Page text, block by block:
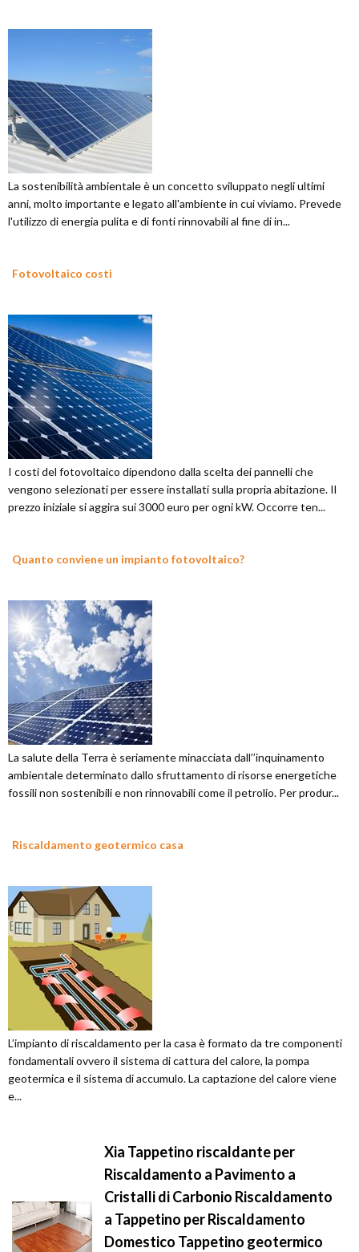
La sostenibilità ambientale è un concetto sviluppato negli ultimi
anni, molto importante e legato all'ambiente in cui viviamo. Prevede
l'utilizzo di energia pulita e di fonti rinnovabili al fine di in...
Fotovoltaico costi
I costi del fotovoltaico dipendono dalla scelta dei pannelli che
vengono selezionati per essere installati sulla propria abitazione. Il
prezzo iniziale si aggira sui 3000 euro per ogni kW. Occorre ten...
Quanto conviene un impianto fotovoltaico?
La salute della Terra è seriamente minacciata dall’’inquinamento
ambientale determinato dallo sfruttamento di risorse energetiche
fossili non sostenibili e non rinnovabili come il petrolio. Per produr...
Riscaldamento geotermico casa
L’impianto di riscaldamento per la casa è formato da tre componenti
fondamentali ovvero il sistema di cattura del calore, la pompa
geotermica e il sistema di accumulo. La captazione del calore viene
e...
Xia Tappetino riscaldante per
Riscaldamento a Pavimento a
Cristalli di Carbonio Riscaldamento
a Tappetino per Riscaldamento
Domestico Tappetino geotermico